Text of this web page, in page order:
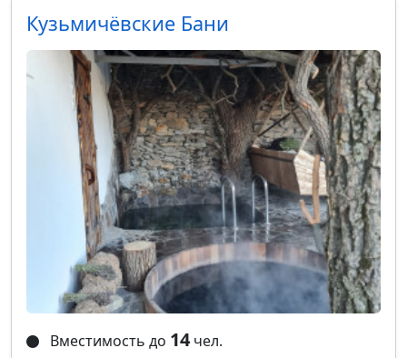
Кузьмичёвские Бани
Вместимость до 14 чел.